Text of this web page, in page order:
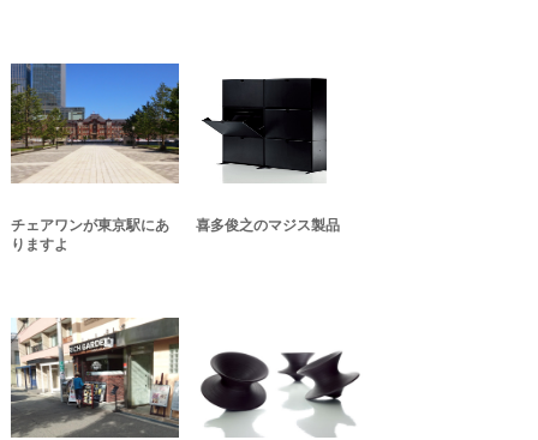
チェアワンが東京駅にあ
りますよ
喜多俊之のマジス製品